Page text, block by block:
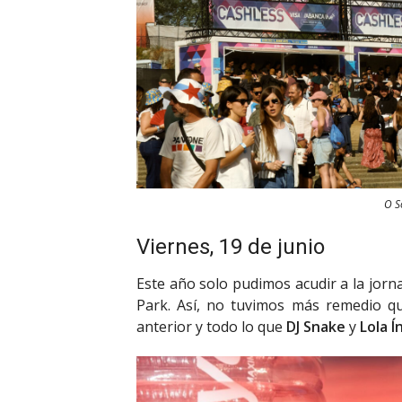
O
Viernes, 19 de junio
Este año solo pudimos acudir a la
Park. Así, no tuvimos más remedio
anterior y todo lo que DJ Snake y Lola